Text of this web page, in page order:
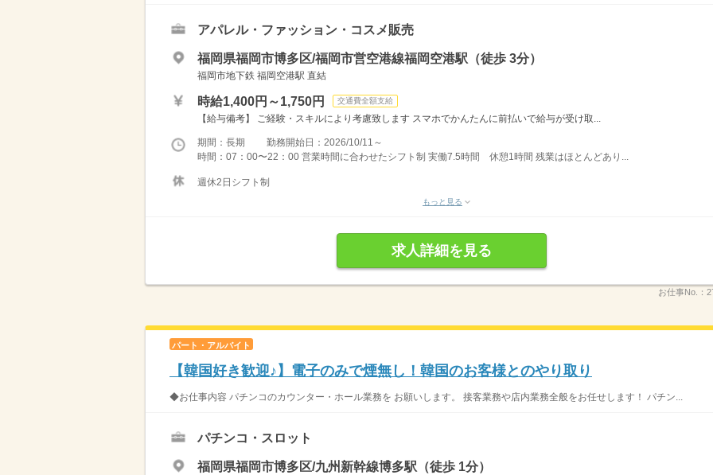
アパレル・ファッション・コスメ販売
福岡県福岡市博多区/福岡市営空港線福岡空港駅（徒歩 3分）
福岡市地下鉄 福岡空港駅 直結
時給1,400円～1,750円 交通費全額支給
【給与備考】 ご経験・スキルにより考慮致します スマホでかんたんに前払いで給与が受け取...
期間：長期 勤務開始日：2026/10/11～
時間：07：00〜22：00 営業時間に合わせたシフト制 実働7.5時間 休憩1時間 残業はほとんどあり...
週休2日シフト制
もっと見る
求人詳細を見る
お仕事No.：
パート・アルバイト
【韓国好き歓迎♪】電子のみで煙無し！韓国のお客様とのやり取り
◆お仕事内容 パチンコのカウンター・ホール業務を お願いします。 接客業務や店内業務全般をお任せします！ パチン...
パチンコ・スロット
福岡県福岡市博多区/九州新幹線博多駅（徒歩 1分）